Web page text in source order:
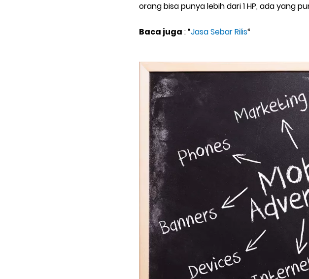
orang bisa punya lebih dari 1 HP, ada yang
Baca juga : “Jasa Sebar Rilis“